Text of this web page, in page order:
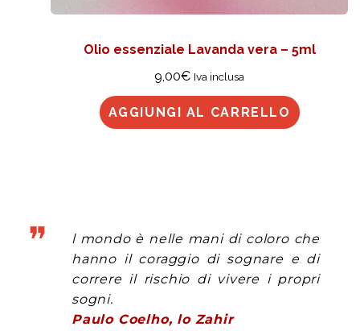
Olio essenziale Lavanda vera – 5ml
9,00€ Iva inclusa
AGGIUNGI AL CARRELLO
l mondo è nelle mani di coloro che
hanno il coraggio di sognare e di
correre il rischio di vivere i propri
sogni.
Paulo Coelho, lo Zahir